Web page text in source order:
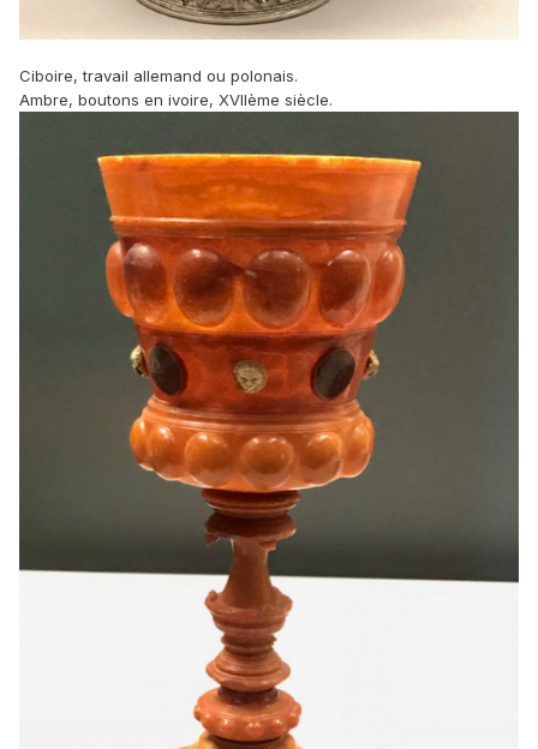
Ciboire, travail allemand ou polonais.
Ambre, boutons en ivoire, XVIIème siècle.